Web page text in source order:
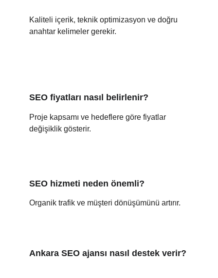
Kaliteli içerik, teknik optimizasyon ve doğru
anahtar kelimeler gerekir.
SEO fiyatları nasıl belirlenir?
Proje kapsamı ve hedeflere göre fiyatlar
değişiklik gösterir.
SEO hizmeti neden önemli?
Organik trafik ve müşteri dönüşümünü artırır.
Ankara SEO ajansı nasıl destek verir?